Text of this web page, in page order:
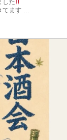
した
てます